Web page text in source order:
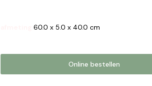
afmeting60.0 x 5.0 x 40.0 cm
Online bestellen